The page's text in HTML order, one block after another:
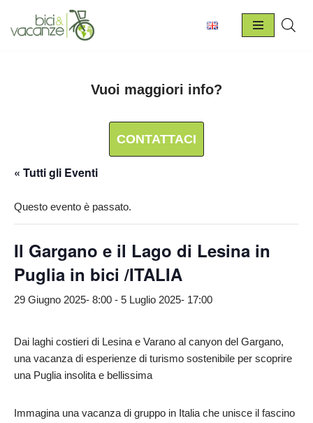
Vai
Vuoi maggiori info?
CONTATTACI
« Tutti gli Eventi
Questo evento è passato.
Il Gargano e il Lago di Lesina in
Puglia in bici /ITALIA
29 Giugno 2025- 8:00 - 5 Luglio 2025- 17:00
Dai laghi costieri di Lesina e Varano al canyon del Gargano,
una vacanza di esperienze di turismo sostenibile per scoprire
una Puglia insolita e bellissima
Immagina una vacanza di gruppo in Italia che unisce il fascino